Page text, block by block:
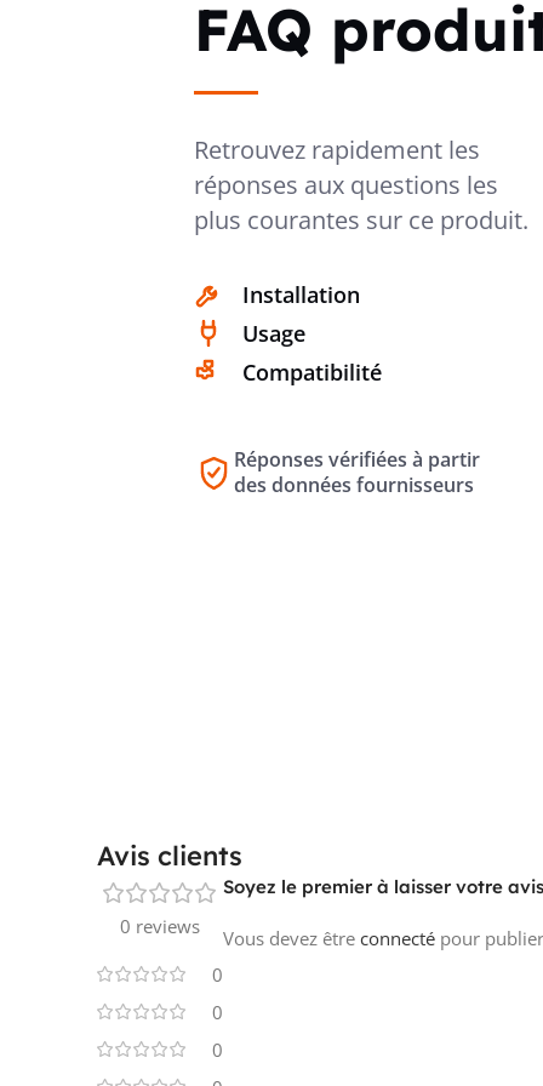
FAQ
Retrouvez rapidement les
réponses aux questions les
plus courantes sur ce produit.
Installation
Usage
Compatibilité
Réponses vérifiées à partir
des données fournisseurs
Avis clients
0 reviews
0
0
0
Soyez le premier à laisser votre
Vous devez être connecté pour